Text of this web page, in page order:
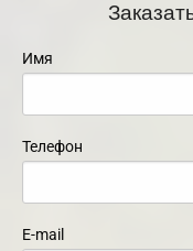
Имя
Телефон
E-mail